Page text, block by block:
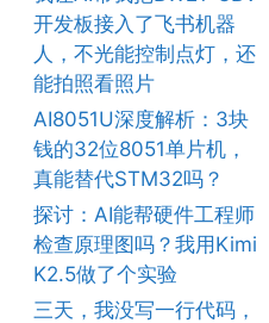
开发板接入了飞书机器
人，不光能控制点灯，还
能拍照看照片
AI8051U深度解析：3块
钱的32位8051单片机，
真能替代STM32吗？
探讨：AI能帮硬件工程师
检查原理图吗？我用Kimi
K2.5做了个实验
三天，我没写一行代码，